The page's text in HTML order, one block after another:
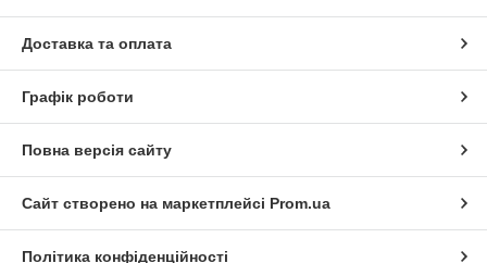
Доставка та оплата
Графік роботи
Повна версія сайту
Сайт створено на маркетплейсі Prom.ua
Політика конфіденційності